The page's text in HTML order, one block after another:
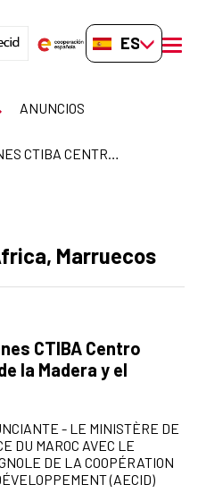
ES-ES
ANUNCIOS
Marruecos
CTIBA Centro
la Madera y el
- LE MINISTÈRE DE
DU MAROC AVEC LE
DE LA COOPÉRATION
(AECID)